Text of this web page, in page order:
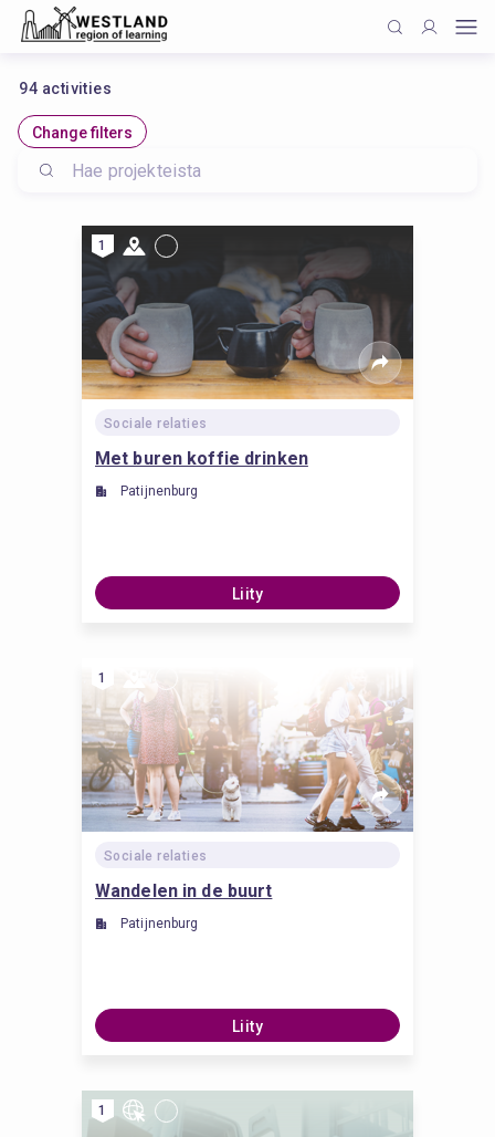
94 activities
Change filters
1
Sociale relaties
Met buren koffie drinken
Patijnenburg
Liity
1
Sociale relaties
Wandelen in de buurt
Patijnenburg
Liity
1